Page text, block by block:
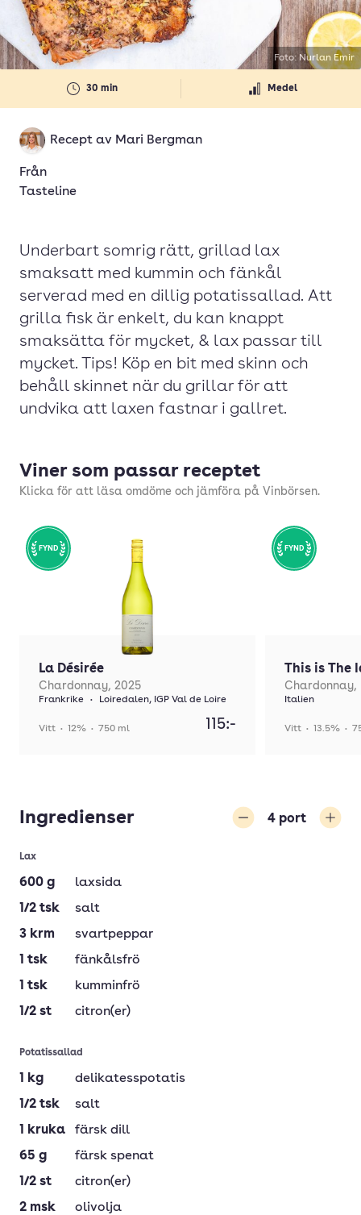
30 min Medel
Recept av Mari Bergman
Från
Tasteline
Underbart somrig rätt, grillad lax
smaksatt med kummin och fänkål
serverad med en dillig potatissallad. Att
grilla fisk är enkelt, du kan knappt
smaksätta för mycket, & lax passar till
mycket. Tips! Köp en bit med skinn och
behåll skinnet när du grillar för att
undvika att laxen fastnar i gallret.
Foto: Nurlan Emir
Viner som passar receptet
Klicka för att läsa omdöme och jämföra på Vinbörsen.
FYND
La Désirée
Chardonnay, 2025
Frankrike • Loiredalen, IGP Val de Loire
Vitt • 12% • 750 ml 115:-
FYND
This is The
Chardonnay,
Italien
Vitt • 13.5% •
Ingredienser 4 port
Lax
600 g
laxsida
1/2 tsk
salt
3 krm
svartpeppar
1 tsk
fänkålsfrö
1 tsk
kumminfrö
1/2 st citron(er)
Potatissallad
1 kg
delikatesspotatis
1/2 tsk
salt
1
kruka
färsk dill
65 g
färsk spenat
1/2 st
citron(er)
2 msk olivolja